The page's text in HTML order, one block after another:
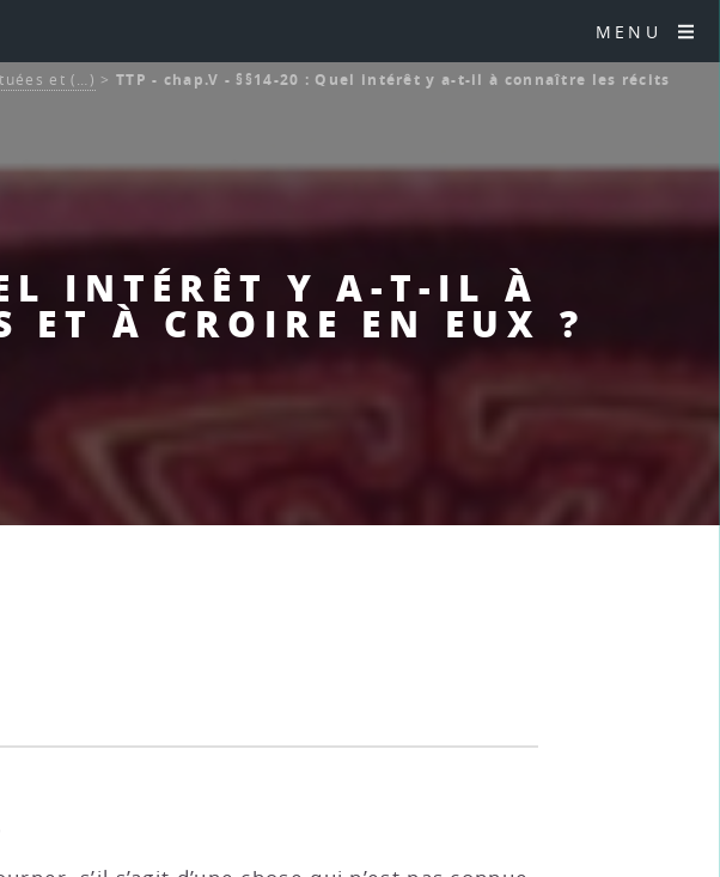
MENU
INTÉRÊT Y A-T-IL À
ET À CROIRE EN EUX ?
et (…) > TTP - chap.V - §§14-20 : Quel intérêt y a-t-il à connaître les récits